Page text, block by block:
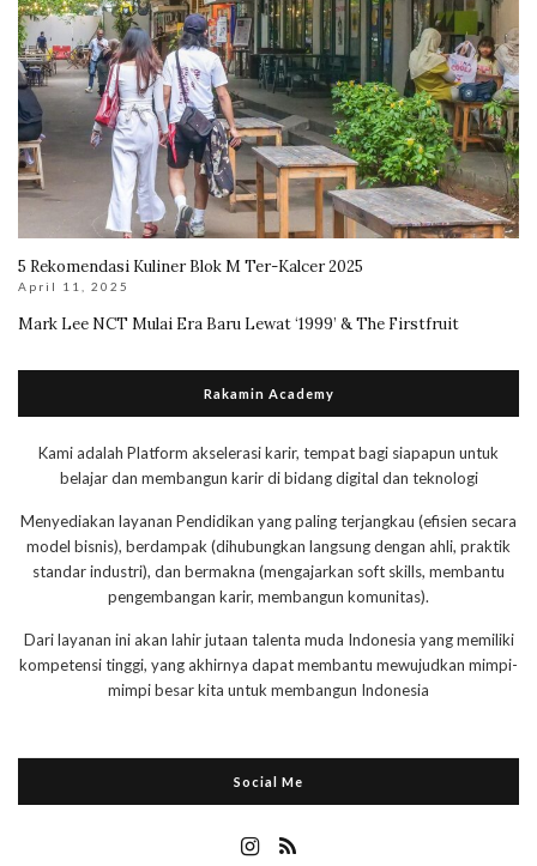
5 Rekomendasi Kuliner Blok M Ter-Kalcer 2025
April 11, 2025
Mark Lee NCT Mulai Era Baru Lewat ‘1999’ & The Firstfruit
Rakamin Academy
Kami adalah Platform akselerasi karir, tempat bagi siapapun untuk
belajar dan membangun karir di bidang digital dan teknologi
Menyediakan layanan Pendidikan yang paling terjangkau (efisien secara
model bisnis), berdampak (dihubungkan langsung dengan ahli, praktik
standar industri), dan bermakna (mengajarkan soft skills, membantu
pengembangan karir, membangun komunitas).
Dari layanan ini akan lahir jutaan talenta muda Indonesia yang memiliki
kompetensi tinggi, yang akhirnya dapat membantu mewujudkan mimpi-
mimpi besar kita untuk membangun Indonesia
Social Me